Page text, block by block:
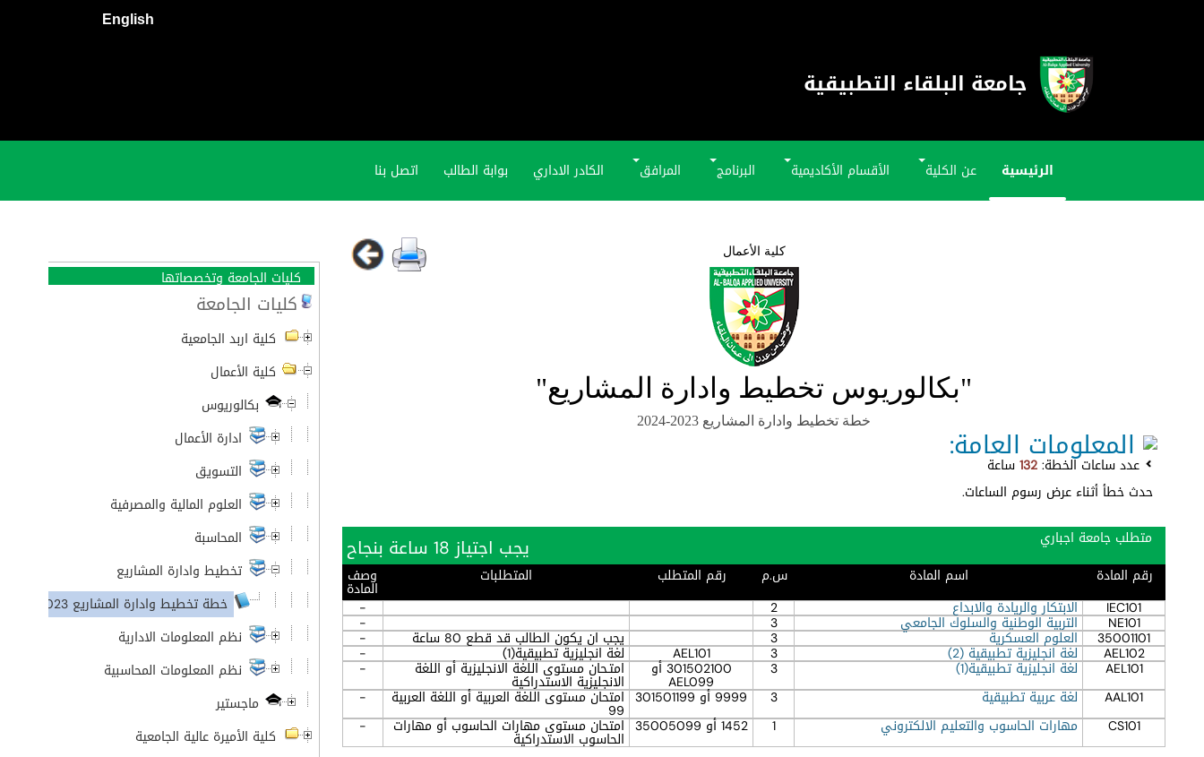
English
جامعة البلقاء التطبيقية
الرئيسية عن الكلية الأقسام الأكاديمية البرنامج المرافق الكادر الاداري بوابة الطالب اتصل بنا
كلية الأعمال
"بكالوريوس تخطيط وادارة المشاريع"
خطة تخطيط وادارة المشاريع 2023-2024
المعلومات العامة:
عدد ساعات الخطة:132ساعة
حدث خطأ أثناء عرض رسوم الساعات.
متطلب جامعة اجباري
يجب اجتياز 18 ساعة بنجاح
رقم المادة اسم المادة س.م رقم المتطلب المتطلبات وصف
المادة
IEC101 الابتكار والريادة والابداع 2
-
NE101 التربية الوطنية والسلوك الجامعي 3
-
35001101 العلوم العسكرية 3 يجب ان يكون الطالب قد قطع 80 ساعة -
AEL102 لغة انجليزية تطبيقية (2) 3
AEL101 لغة انجليزية تطبيقية(1) -
AEL101 لغة انجليزية تطبيقية(1) 3 301502100 أو
AEL099
امتـحان مستوى اللغة الانجليزية أو اللغة
الانجليزية الاستدراكية
-
AAL101
لغة عربية تطبيقية 3 9999 أو 301501199 امتحان مستوى اللغة العربية أو اللغة العربية
99
-
CS101
مهارات الحاسوب والتعليم الالكتروني 1 1452 أو 35005099 امتحان مستوى مهارات الحاسوب أو مهارات
الحاسوب الاستدراكية
-
كليات الجامعة وتخصصاتها
كليات الجامعة
كلية اربد الجامعية
كلية الأعمال
بكالوريوس
ادارة الأعمال
التسويق
العلوم المالية والمصرفية
المحاسبة
تخطيط وادارة المشاريع
خطة تخطيط وادارة المشاريع 2023-2024
نظم المعلومات الادارية
نظم المعلومات المحاسبية
ماجستير
كلية الأميرة عالية الجامعية